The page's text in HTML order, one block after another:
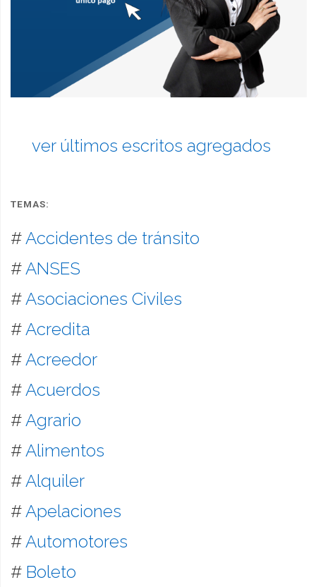
ver últimos escritos agregados
TEMAS:
#Accidentes de tránsito
#ANSES
#Asociaciones Civiles
#Acredita
#Acreedor
#Acuerdos
#Agrario
#Alimentos
#Alquiler
#Apelaciones
#Automotores
# Boleto